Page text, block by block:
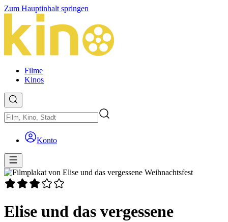
Zum Hauptinhalt springen
Filme
Kinos
Konto
Elise und das vergessene